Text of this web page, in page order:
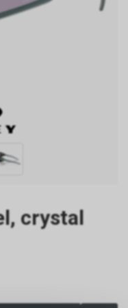
crystal